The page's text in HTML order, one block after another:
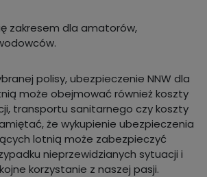
zakresem dla amatorów,
polisy, ubezpieczenie NNW dla
może obejmować również koszty
transportu sanitarnego czy koszty
że wykupienie ubezpieczenia
lotnią może zabezpieczyć
nieprzewidzianych sytuacji i
korzystanie z naszej pasji.